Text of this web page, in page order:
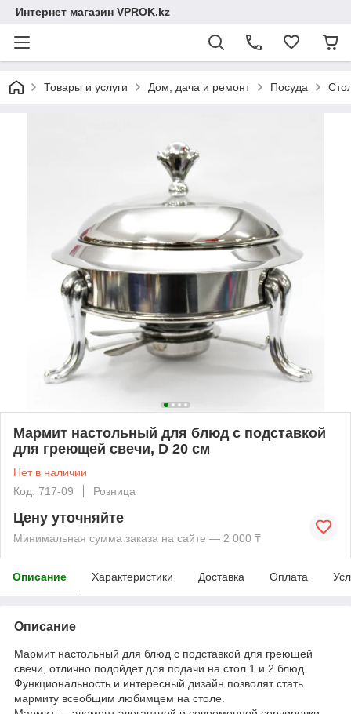
Интернет магазин VPROK.kz
Товары и услуги Дом, дача и ремонт Посуда
Мармит настольный для блюд с подставкой
для греющей свечи, D 20 см
Нет в наличии
Код: 717-09
Розница
Цену уточняйте
Минимальная сумма заказа на сайте — 2 000 ₸
Описание Характеристики Доставка Оплата
Описание
Мармит настольный для блюд с подставкой для греющей
свечи, отлично подойдет для подачи на стол 1 и 2 блюд.
Функциональность и интересный дизайн позволят стать
мармиту всеобщим любимцем на столе.